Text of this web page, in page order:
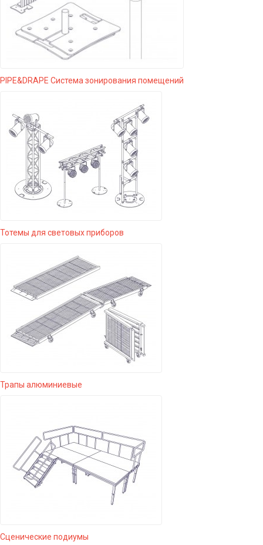
PIPE&DRAPE Система зонирования помещений
Тотемы для световых приборов
Трапы алюминиевые
Сценические подиумы